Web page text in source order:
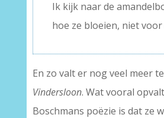
Ik kijk naar de
hoe ze bloeien, niet voor
En zo valt er nog veel meer
Vindersloon. Wat vooral
Boschmans poëzie is dat ze